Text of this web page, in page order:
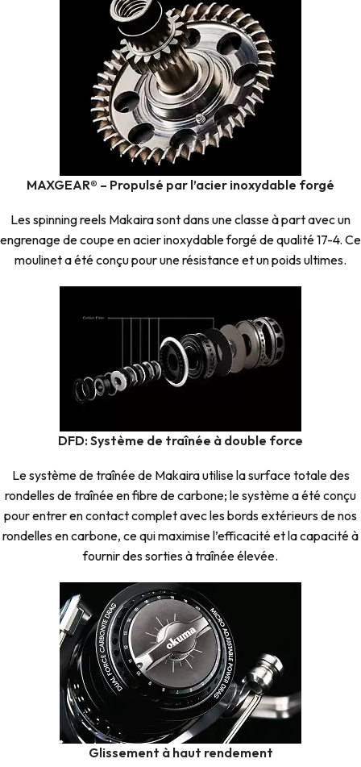
MAXGEAR® – Propulsé par l’acier inoxydable forgé
Les spinning reels Makaira sont dans une classe à part avec un
engrenage de coupe en acier inoxydable forgé de qualité 17-4. Ce
moulinet a été conçu pour une résistance et un poids ultimes.
DFD: Système de traînée à double force
Le système de traînée de Makaira utilise la surface totale des
rondelles de traînée en fibre de carbone; le système a été conçu
pour entrer en contact complet avec les bords extérieurs de nos
rondelles en carbone, ce qui maximise l’efficacité et la capacité à
fournir des sorties à traînée élevée.
Glissement à haut rendement